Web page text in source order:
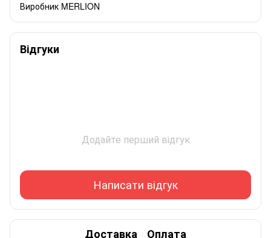
Виробник MERLION
Відгуки
Додайте перший відгук
Написати відгук
Доставка Оплата